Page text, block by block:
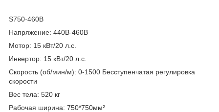
S750-460B
Напряжение: 440В-460В
Мотор: 15 кВт/20 л.с.
Инвертор: 15 кВт/20 л.с.
Скорость (об/мин/м): 0-1500 Бесступенчатая регулировка
скорости
Вес тела: 520 кг
Рабочая ширина: 750*750мм²